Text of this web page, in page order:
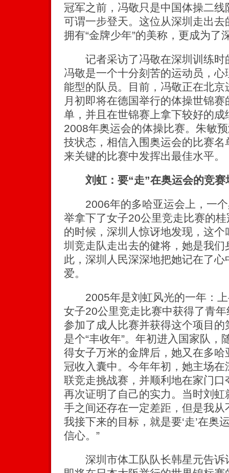
冠军之前，冯敬只是中国体操二
可谓一步登天。这位从深圳走出
拥有“金牌少年”的美称，更成为了
记者采访了冯敬在深圳训练时
冯敬是一个十分刻苦的运动员，
能型的队员。目前，冯敬正在北
月初即将在德国举行的体操世锦
单，并且在世锦赛上拿下较好的
2008年奥运会的体操比赛。朱敏
技状态，相信入围奥运会的比赛
来关键的比赛中发挥出最佳水平。
刘虹：要“走”在奥运会的竞赛
2006年的多哈亚运会上，一个
举拿下了女子20公里竞走比赛的
的时候，深圳人惊讶地发现，这
圳竞走队走出去的健将，她是我
此，深圳人民深深地把她记在了
爱。
2005年是刘虹风光的一年：上
女子20公里竞走比赛中获得了青
参加了成人比赛并获得这个项目
是个“丰收年”。年初进入国家队，
得女子万米的金牌后，她又在多
冠收入囊中。今年年初，她主场
联竞走挑战赛，并顺利地在家门
再次证明了自己的实力。当时刘虹
手之间还存在一定差距，但是我
我接下来的目标，就是要‘走’在奥
信心。”
深圳市体工队队长韩星元告诉